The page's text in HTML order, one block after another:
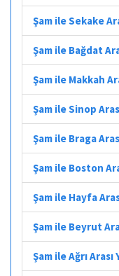
Şam ile Sekake
Şam ile Bağdat
Şam ile Makkah
Şam ile Sinop
Şam ile Braga
Şam ile Boston
Şam ile Hayfa
Şam ile Beyrut
Şam ile Ağrı